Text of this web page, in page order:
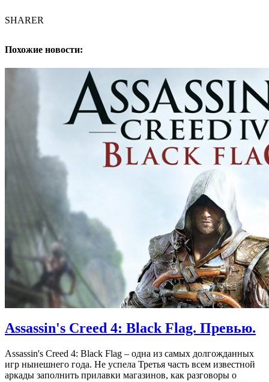
SHARER
Похожие новости:
Assassin's Creed 4: Black Flag. Превью.
Assassin's Creed 4: Black Flag – одна из самых долгожданных
игр нынешнего года. Не успела Третья часть всем известной
аркады заполнить прилавки магазинов, как разговоры о